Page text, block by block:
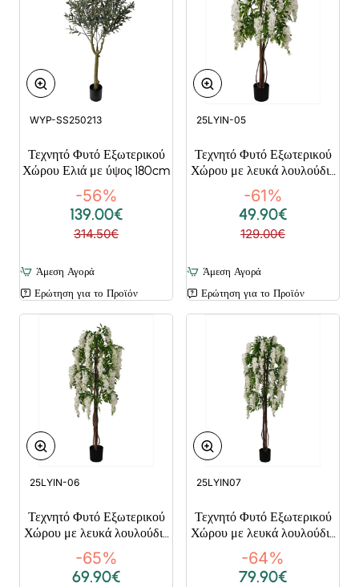
WYP-SS250213
Τεχνητό Φυτό Εξωτερικού
Χώρου Ελιά με ύψος 180cm
-56%
139.00€
314.50€
Άμεση Αγορά
Ερώτηση για το Προϊόν
25LYIN-05
Τεχνητό Φυτό Εξωτερικού
Χώρου με λευκά λουλούδια
με ύψος 120cm
-61%
49.90€
129.00€
Άμεση Αγορά
Ερώτηση για το Προϊόν
25LYIN-06
Τεχνητό Φυτό Εξωτερικού
Χώρου με λευκά λουλούδια
με ύψος 150cm
-65%
69.90€
25LYIN07
Τεχνητό Φυτό Εξωτερικού
Χώρου με λευκά λουλούδια
με ύψος 180cm
-64%
79.90€